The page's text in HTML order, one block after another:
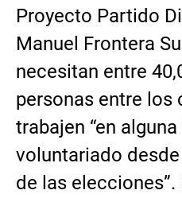
Proyecto Partido
Manuel Frontera
necesitan entre
personas entre
trabajen “en
voluntariado
de las